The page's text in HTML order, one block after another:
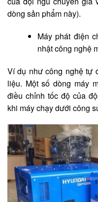
dòng sản phẩm này).
Máy phát điện
nhật công nghệ
Ví dụ như công nghệ tự
liệu. Một số dòng máy
điều chỉnh tốc độ của
khi máy chạy dưới công